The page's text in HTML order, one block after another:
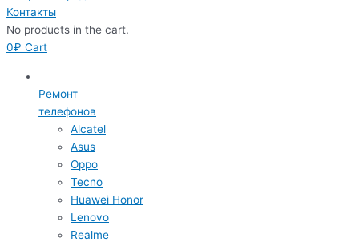
Контакты
No products in the cart.
0₽ Cart
Ремонт
телефонов
Alcatel
Asus
Oppo
Tecno
Huawei Honor
Lenovo
Realme